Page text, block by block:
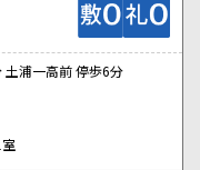
土浦一高前 停歩6分